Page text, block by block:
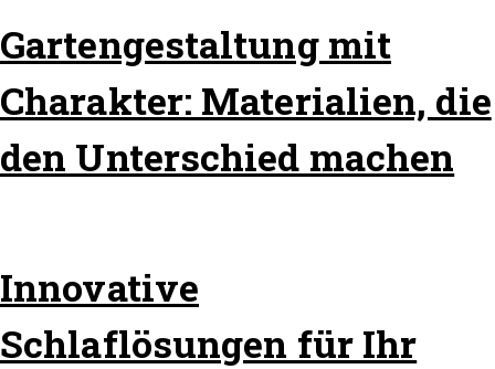
Gartengestaltung mit
Charakter: Materialien, die
den Unterschied machen
Innovative
Schlaflösungen für Ihr